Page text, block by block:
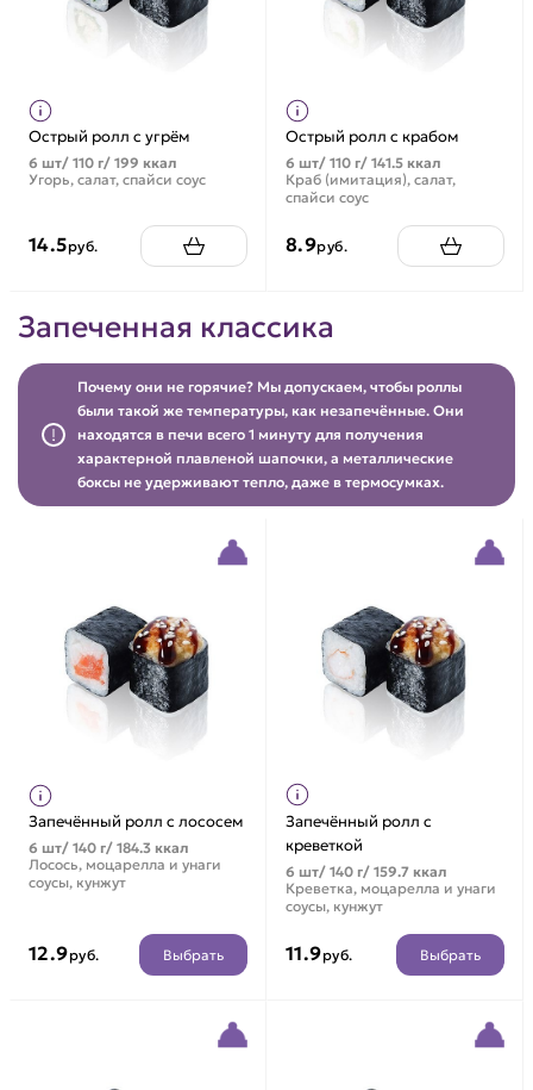
Острый ролл с угрём
6 шт/ 110 г/ 199 ккал
Угорь, салат, спайси соус
14.5руб.
Острый ролл с крабом
6 шт/ 110 г/ 141.5 ккал
Краб (имитация), салат,
спайси соус
8.9руб.
Запеченная классика
Почему они не горячие? Мы допускаем, чтобы роллы
были такой же температуры, как незапечённые. Они
находятся в печи всего 1 минуту для получения
характерной плавленой шапочки, а металлические
боксы не удерживают тепло, даже в термосумках.
Запечённый ролл с лососем
6 шт/ 140 г/ 184.3 ккал
Лосось, моцарелла и унаги
соусы, кунжут
12.9руб. Выбрать
Запечённый ролл с
креветкой
6 шт/ 140 г/ 159.7 ккал
Креветка, моцарелла и унаги
соусы, кунжут
11.9руб. Выбрать